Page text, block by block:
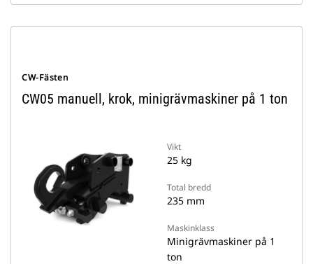
CW-Fästen
CW05 manuell, krok, minigrävmaskiner på 1 ton
Vikt
25 kg
Total bredd
235 mm
Maskinklass
Minigrävmaskiner på 1
ton